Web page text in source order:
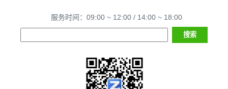
服务时间：09:00 ~ 12:00 / 14:00 ~ 18:00